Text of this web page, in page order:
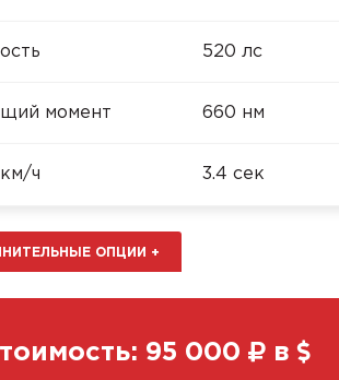
520 лс
момент 660 нм
ч 3.4 сек
ОПЦИИ +
95 000 в